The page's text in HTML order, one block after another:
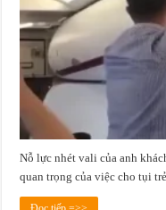
Nỗ lực nhét vali của anh
quan trọng của việc cho tụi